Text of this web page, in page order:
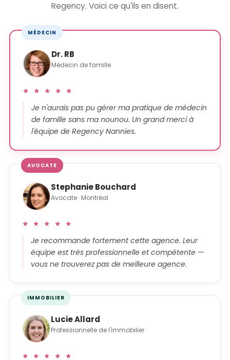
Regency. Voici ce qu'ils en disent.
AVOCATE
Stephanie Bouchard
Avocate · Montréal
★ ★ ★ ★ ★
Je recommande fortement cette agence. Leur
équipe est très professionnelle et compétente —
vous ne trouverez pas de meilleure agence.
MÉDECIN
Dr. RB
Médecin de famille
★ ★ ★ ★ ★
Je n'aurais pas pu gérer ma pratique de médecin
de famille sans ma nounou. Un grand merci à
l'équipe de Regency Nannies.
IMMOBILIER
Lucie Allard
Professionnelle de l'immobilier
★ ★ ★ ★ ★